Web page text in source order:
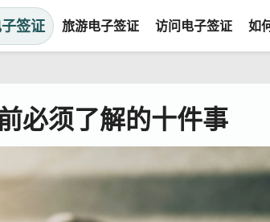
签证 旅游电子签证 访问电子签证 如
必须了解的十件事